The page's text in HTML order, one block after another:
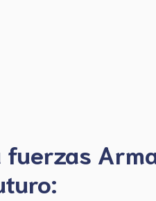
fuerzas